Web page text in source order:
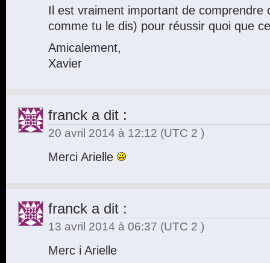
Il est vraiment important de comprendre
comme tu le dis) pour réussir quoi que
Amicalement,
Xavier
franck a dit :
20 avril 2014 à 12:12 (UTC 2 )
Merci Arielle
franck a dit :
13 avril 2014 à 06:37 (UTC 2 )
Merc i Arielle